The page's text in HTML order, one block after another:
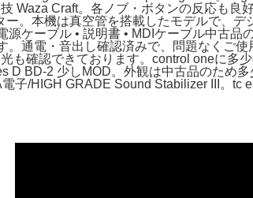
Waza Craft。各ノブ・ボタンの反応も良
。本機は真空管を搭載したモデルで、
ケーブル • 説明書 • MDIケーブル中古品
通電・音出し確認済みで、問題なくご
も確認できております。control oneに多
BD-2 少しMOD。外観は中古品のため
子/HIGH GRADE Sound Stabilizer III。tc